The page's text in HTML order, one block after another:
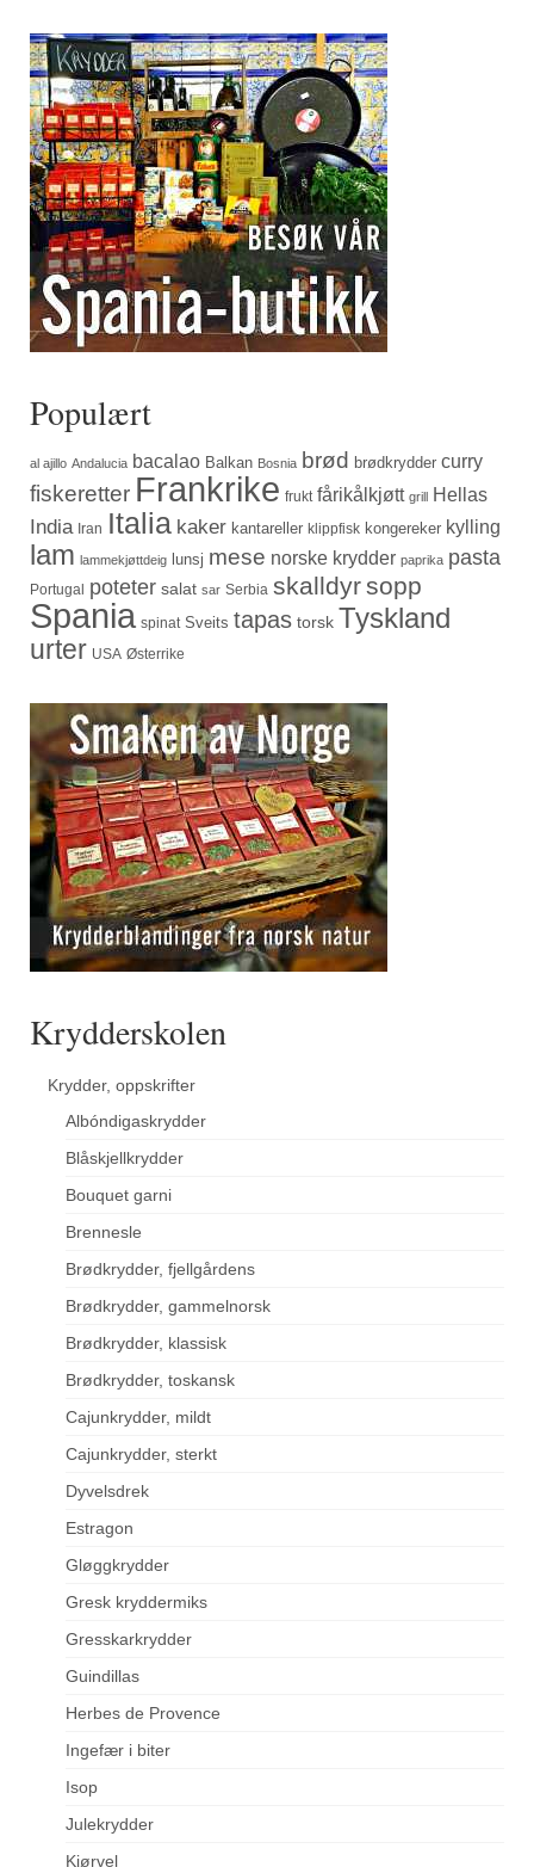
Populært
al ajillo Andalucia bacalao Balkan Bosnia brød brødkrydder curry
fiskeretter Frankrike frukt fårikålkjøtt grill Hellas
India Iran Italia kaker kantareller klippfisk kongereker kylling
lam lammekjøttdeig lunsj mese norske krydder paprika pasta
Portugal poteter salat sar Serbia skalldyrsopp
Spania spinat Sveits tapas torsk Tyskland
urter USA Østerrike
Krydderskolen
Krydder, oppskrifter
Albóndigaskrydder
Blåskjellkrydder
Bouquet garni
Brennesle
Brødkrydder, fjellgårdens
Brødkrydder, gammelnorsk
Brødkrydder, klassisk
Brødkrydder, toskansk
Cajunkrydder, mildt
Cajunkrydder, sterkt
Dyvelsdrek
Estragon
Gløggkrydder
Gresk kryddermiks
Gresskarkrydder
Guindillas
Herbes de Provence
Ingefær i biter
Isop
Julekrydder
Kjørvel